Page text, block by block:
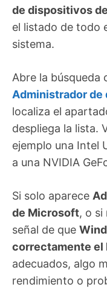
de dispositivos
el listado de todo
sistema.
Abre la búsqueda
Administrador
localiza el
despliega la lista.
ejemplo una Intel
a una NVIDIA
Si solo aparece
de Microsoft, o si
señal de que
correctamente el
adecuados, algo
rendimiento o